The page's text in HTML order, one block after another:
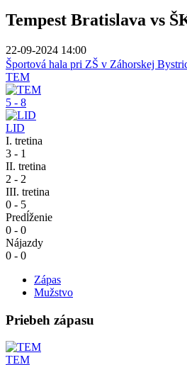
Tempest Bratislava vs
22-09-2024 14:00
Športová hala pri ZŠ v Záhorskej
TEM
5 - 8
LID
I. tretina
3 - 1
II. tretina
2 - 2
III. tretina
0 - 5
Predĺženie
0 - 0
Nájazdy
0 - 0
Zápas
Mužstvo
Priebeh zápasu
TEM